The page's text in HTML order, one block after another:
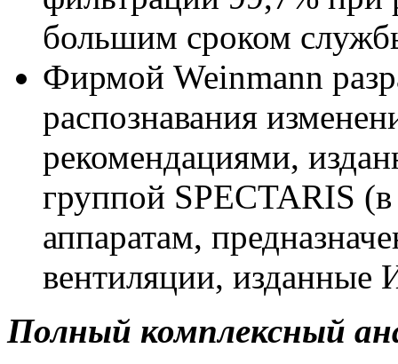
большим сроком
Фирмой Weinmann
распознавания
рекомендациями,
группой SPECTARIS
аппаратам,
вентиляции, изданные
Полный комплексный